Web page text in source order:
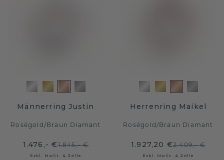
Männerring Justin
Roségold / Braun Diamant
1.476,- €1.845,- €
Exkl. MwSt. & Zölle
Herrenring Maikel
Roségold / Braun Diamant
1.927,20 €2.409,- €
Exkl. MwSt. & Zölle